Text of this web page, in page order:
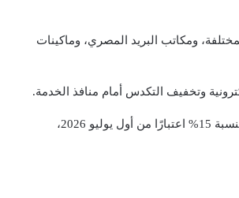
ومكاتب البريد المصري، وماكينات
وتخفيف التكدس أمام منافذ الخدمة.
2026،